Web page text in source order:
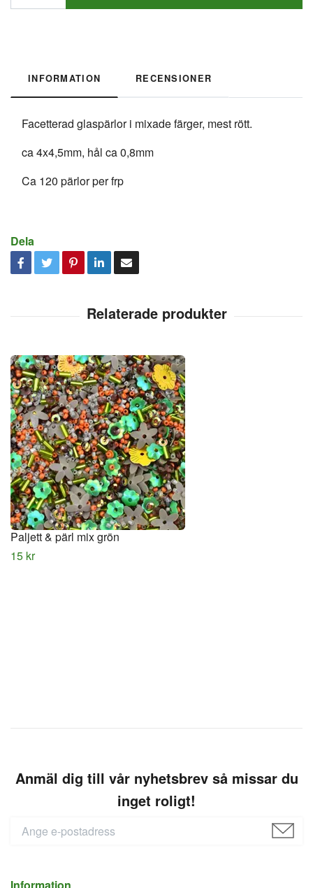
INFORMATION RECENSIONER
Facetterad glaspärlor i mixade färger, mest rött.
ca 4x4,5mm, hål ca 0,8mm
Ca 120 pärlor per frp
Dela
Paljett & pärl mix grön
15 kr
Anmäl dig till vår nyhetsbrev så missar du
inget roligt!